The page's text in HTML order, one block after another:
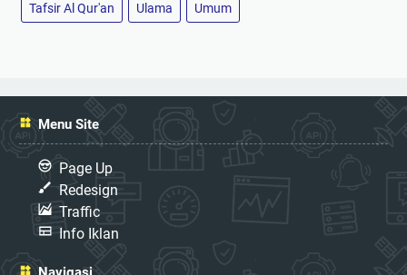
Tafsir Al Qur'an Ulama Umum
Menu Site
Page Up
Redesign
Traffic
Info Iklan